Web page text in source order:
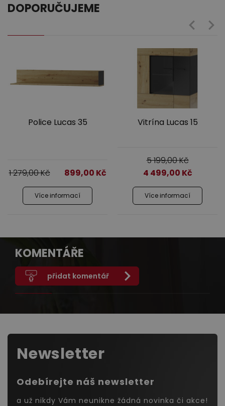
DOPORUČUJEME
Police Lucas 35
1 279,00Kč 899,00 Kč
Více informací
Vitrína Lucas 15
5 199,00Kč
4 499,00 Kč
Více informací
KOMENTÁŘE
přidat komentář
Newsletter
Odebírejte náš newsletter
a už nikdy Vám neunikne žádná novinka či akce!